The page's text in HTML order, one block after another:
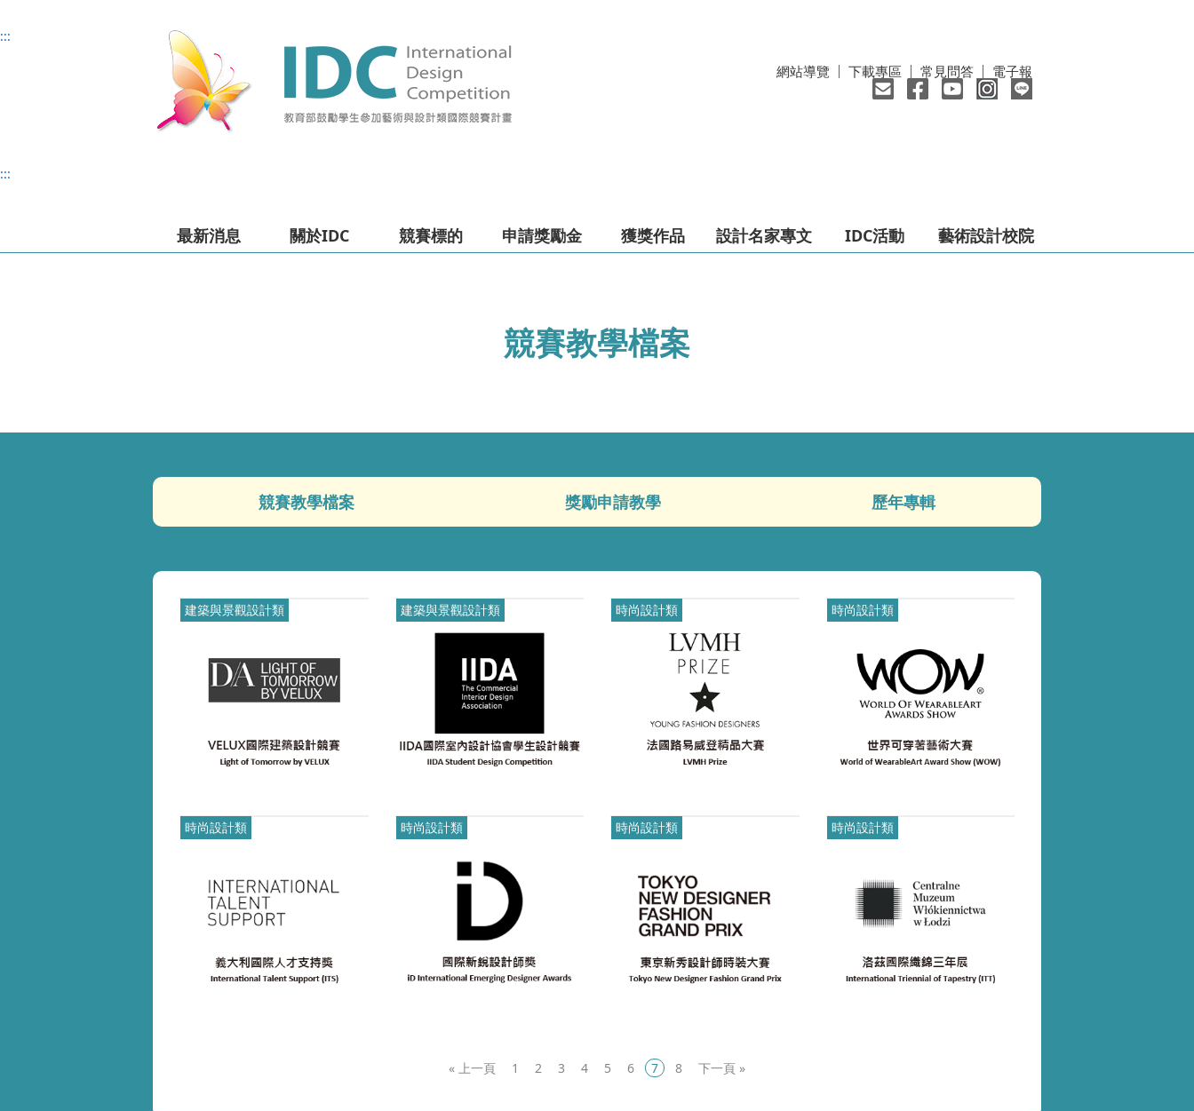
:::
網站導覽 下載專區 常見問答 電子報
:::
最新消息 關於IDC 競賽標的 申請獎勵金 獲獎作品 設計名家專文 IDC活動 藝術設計校院
競賽教學檔案
競賽教學檔案 獎勵申請教學 歷年專輯
建築與景觀設計類 .pdf(另開新視窗)
建築與景觀設計類 .pdf(另開新視窗)
時尚設計類 .pdf(另開新視窗)
時尚設計類
時尚設計類 .pdf(另開新視窗)
時尚設計類 .pdf(另開新視窗)
時尚設計類 .pdf(另開新視窗)
時尚設計類
« 1 2 3 4 5 6 7 8 »